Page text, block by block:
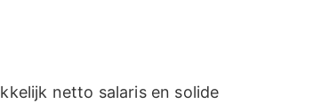
netto salaris en solide